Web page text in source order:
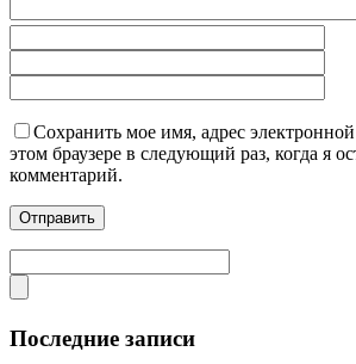
Сохранить мое имя, адрес
этом браузере в следующий раз, когда я
комментарий.
Последние записи